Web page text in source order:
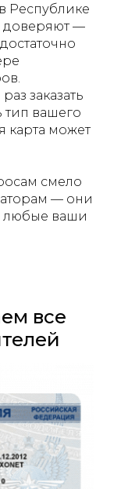
Республике
доверяют —
заказать
тип вашего
карта может
смело
— они
любые ваши
все